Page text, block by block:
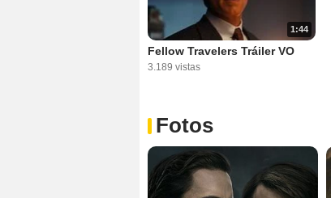
1:44
Fellow Travelers Tráiler VO
3.189 vistas
Fotos